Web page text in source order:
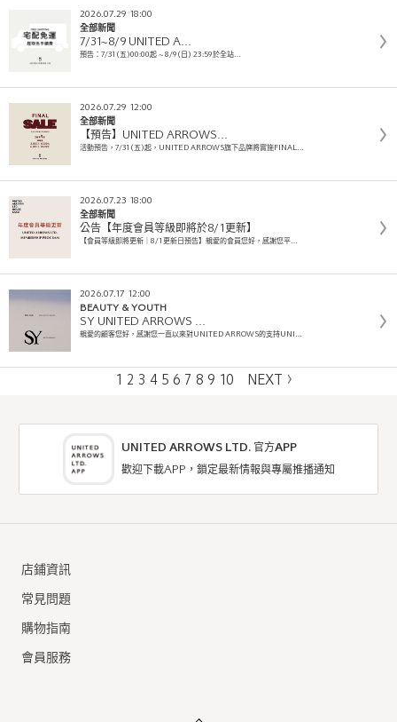
2026.07.29 18:00
全部新聞
7/31~8/9 UNITED A…
預告：7/31(五)00:00起 ~ 8/9(日) 23:59於全站…
2026.07.29 12:00
全部新聞
【預告】UNITED ARROWS…
活動預告，7/31(五)起，UNITED ARROWS旗下品牌將實施FINAL…
2026.07.23 18:00
全部新聞
公告【年度會員等級即將於8/1更新】
【會員等級即將更新｜8/1更新日預告】親愛的會員您好，感謝您平…
2026.07.17 12:00
BEAUTY & YOUTH
SY UNITED ARROWS …
親愛的顧客您好，感謝您一直以來對UNITED ARROWS的支持UNI…
2 3 4 5 6 7 8 9 10 NEXT
UNITED ARROWS LTD. 官方APP
歡迎下載APP，鎖定最新情報與專屬推播通知
店鋪資訊
常見問題
購物指南
會員服務